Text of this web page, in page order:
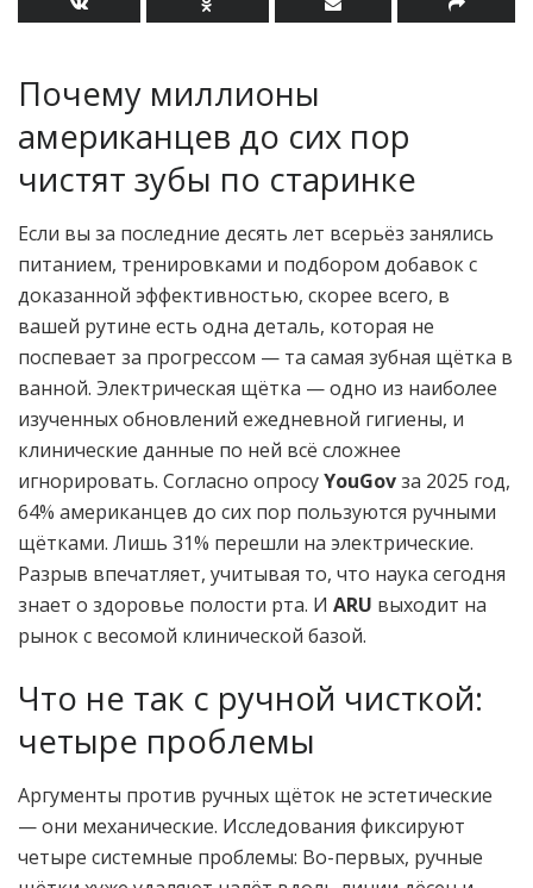
Почему миллионы
американцев до сих пор
чистят зубы по старинке
Если вы за последние десять лет всерьёз занялись
питанием, тренировками и подбором добавок с
доказанной эффективностью, скорее всего, в
вашей рутине есть одна деталь, которая не
поспевает за прогрессом — та самая зубная щётка в
ванной. Электрическая щётка — одно из наиболее
изученных обновлений ежедневной гигиены, и
клинические данные по ней всё сложнее
игнорировать. Согласно опросуYouGovза 2025 год,
64% американцев до сих пор пользуются ручными
щётками. Лишь 31% перешли на электрические.
Разрыв впечатляет, учитывая то, что наука сегодня
знает о здоровье полости рта. И ARU выходит на
рынок с весомой клинической базой.
Что не так с ручной чисткой:
четыре проблемы
Аргументы против ручных щёток не эстетические
— они механические. Исследования фиксируют
четыре системные проблемы: Во-первых, ручные